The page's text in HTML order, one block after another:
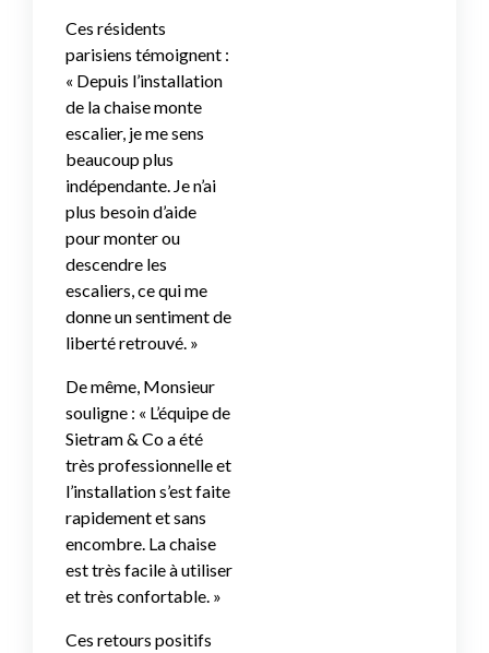
Ces résidents
parisiens témoignent :
« Depuis l’installation
de la chaise monte
escalier, je me sens
beaucoup plus
indépendante. Je n’ai
plus besoin d’aide
pour monter ou
descendre les
escaliers, ce qui me
donne un sentiment de
liberté retrouvé. »
De même, Monsieur
souligne : « L’équipe de
Sietram & Co a été
très professionnelle et
l’installation s’est faite
rapidement et sans
encombre. La chaise
est très facile à utiliser
et très confortable. »
Ces retours positifs